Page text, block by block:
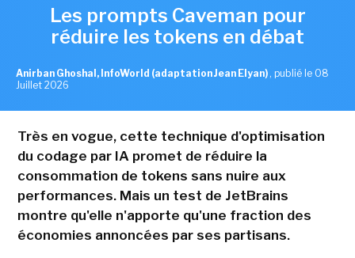
Les prompts Caveman pour
réduire les tokens en débat
Anirban Ghoshal, InfoWorld (adaptation Jean Elyan) , publié le 08
Juillet 2026
Très en vogue, cette technique d'optimisation
du codage par IA promet de réduire la
consommation de tokens sans nuire aux
performances. Mais un test de JetBrains
montre qu'elle n'apporte qu'une fraction des
économies annoncées par ses partisans.